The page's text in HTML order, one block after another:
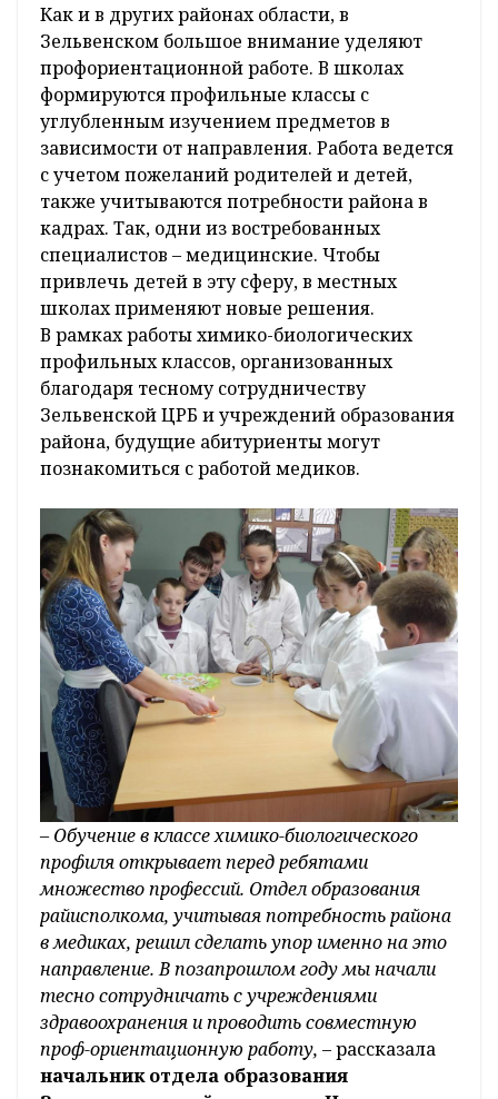
Как и в других районах области, в
Зельвенском большое внимание уделяют
профориентационной работе. В школах
формируются профильные классы с
углубленным изучением предметов в
зависимости от направления. Работа ведется
с учетом пожеланий родителей и детей,
также учитываются потребности района в
кадрах. Так, одни из востребованных
специалистов – медицинские. Чтобы
привлечь детей в эту сферу, в местных
школах применяют новые решения.
В рамках работы химико-биологических
профильных классов, организованных
благодаря тесному сотрудничеству
Зельвенской ЦРБ и учреждений образования
района, будущие абитуриенты могут
познакомиться с работой медиков.
– Обучение в классе химико-биологического
профиля открывает перед ребятами
множество профессий. Отдел образования
райисполкома, учитывая потребность района
в медиках, решил сделать упор именно на это
направление. В позапрошлом году мы начали
тесно сотрудничать с учреждениями
здравоохранения и проводить совместную
проф-ориентационную работу, – рассказала
начальник отдела образования